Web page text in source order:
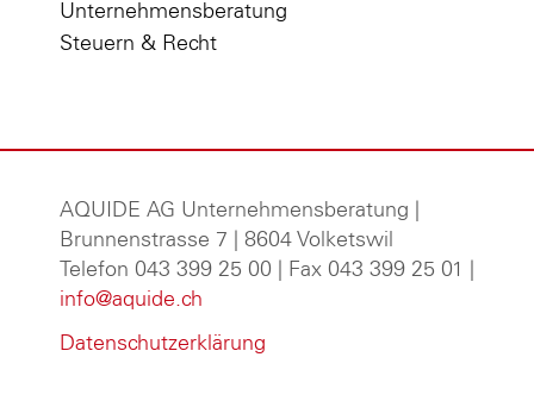
Unternehmensberatung
Steuern & Recht
AQUIDE AG Unternehmensberatung
Brunnenstrasse 7 | 8604 Volketswil
Telefon 043 399 25 00 | Fax 043 399 25 01 |
info@aquide.ch
Datenschutzerklärung